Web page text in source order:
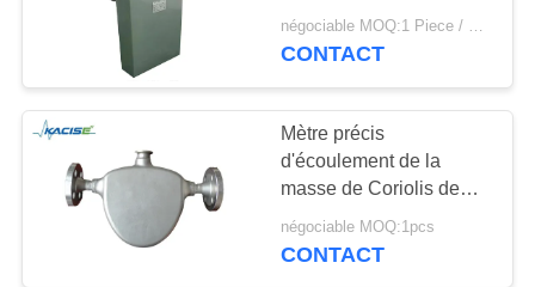
QUALITÉ
CONTACTEZ-
NOUS
NOUVELLES
de consommation de
puissance faible de
négociable MOQ:1 Piece / Pieces
CONTACT
Mètre précis
d'écoulement de la
masse de Coriolis de
mesure pour de grande
précision chimique
négociable MOQ:1pcs
CONTACT